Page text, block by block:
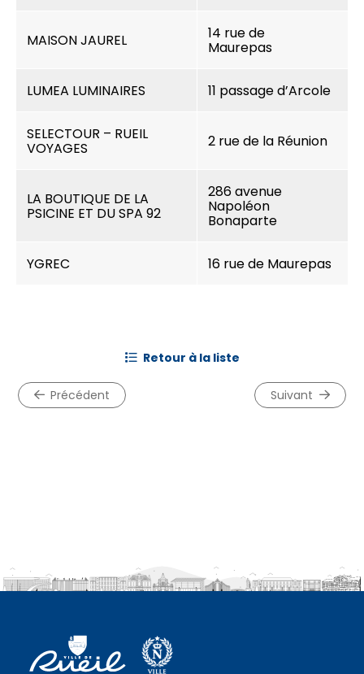
MAISON JAUREL 14 rue de
Maurepas
LUMEA LUMINAIRES 11 passage d’Arcole
SELECTOUR – RUEIL
VOYAGES 2 rue de la Réunion
LA BOUTIQUE DE LA
PSICINE ET DU SPA 92
286 avenue
Napoléon
Bonaparte
YGREC 16 rue de Maurepas
précédent
retour à la liste
suivant